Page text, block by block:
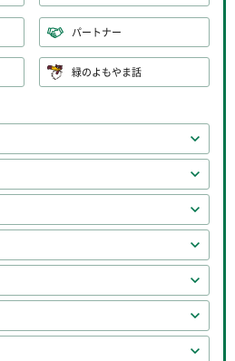
パートナー
緑のよもやま話